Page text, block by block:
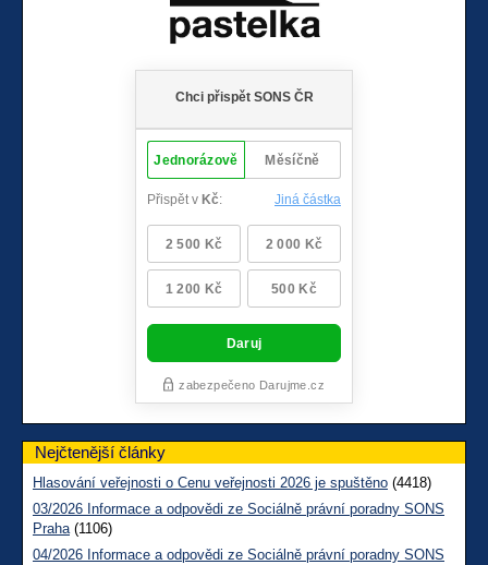
Nejčtenější články
Hlasování veřejnosti o Cenu veřejnosti 2026 je spuštěno (4418)
03/2026 Informace a odpovědi ze Sociálně právní poradny SONS
Praha(1106)
04/2026 Informace a odpovědi ze Sociálně právní poradny SONS